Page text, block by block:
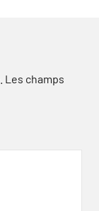
Les champs